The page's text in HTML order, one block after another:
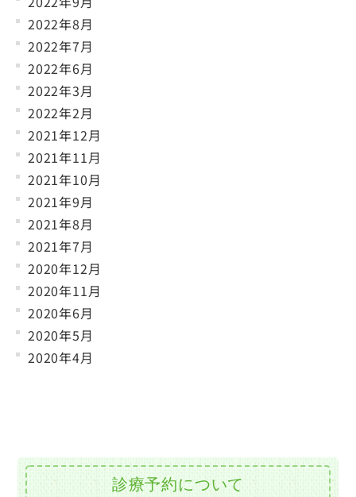
2022年8月
2022年7月
2022年6月
2022年3月
2022年2月
2021年12月
2021年11月
2021年10月
2021年9月
2021年8月
2021年7月
2020年12月
2020年11月
2020年6月
2020年5月
2020年4月
診療予約について